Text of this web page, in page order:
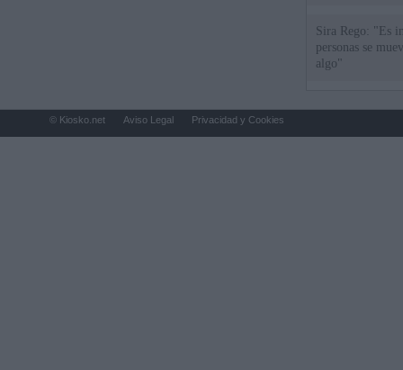
Sira Rego: "Es
personas se
algo"
© Kiosko.net Aviso Legal Privacidad y Cookies